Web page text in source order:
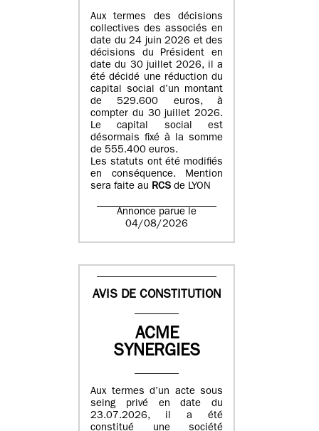
Aux termes des décisions
collectives des associés en
date du 24 juin 2026 et des
décisions du Président en
date du 30 juillet 2026, il a
été décidé une réduction du
capital social d’un montant
de 529.600 euros, à
compter du 30 juillet 2026.
Le capital social est
désormais fixé à la somme
de 555.400 euros.
Les statuts ont été modifiés
en conséquence. Mention
sera faite au RCS de LYON
Annonce parue le
04/08/2026
AVIS DE CONSTITUTION
ACME
SYNERGIES
Aux termes d’un acte sous
seing privé en date du
23.07.2026, il a été
constitué une société